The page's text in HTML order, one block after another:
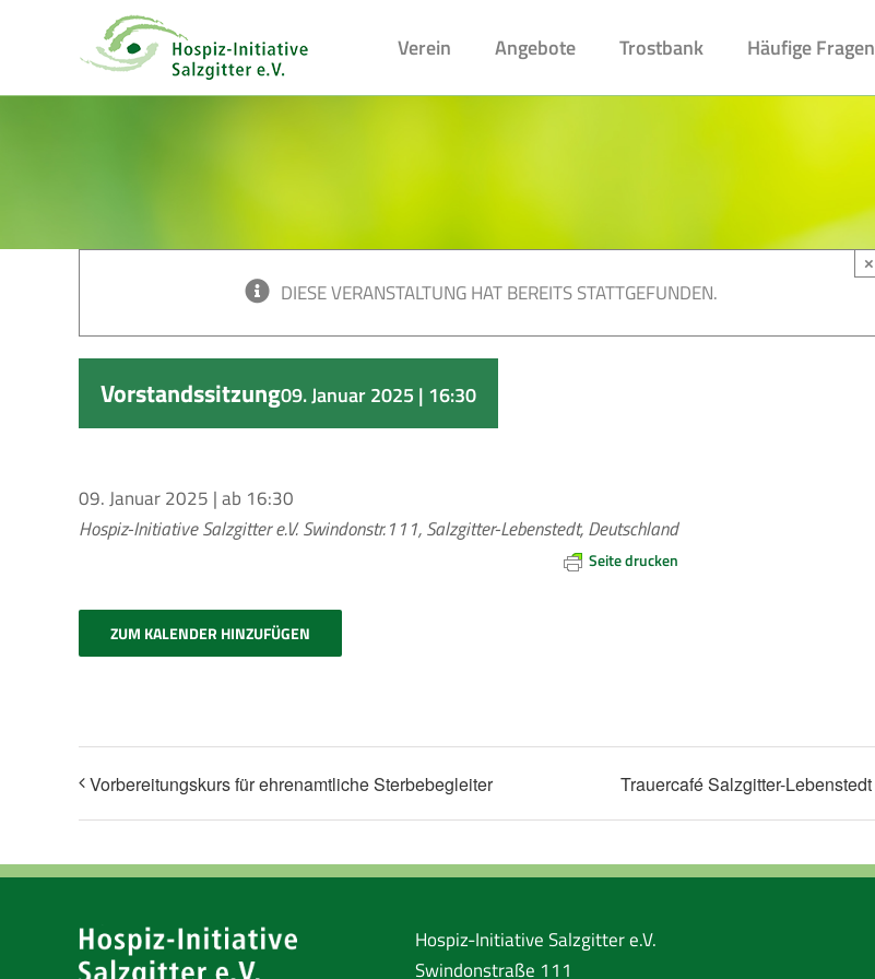
Verein Angebote Trostbank Häufige Fragen
DIESE VERANSTALTUNG HAT BEREITS STATTGEFUNDEN.
×
Vorstandssitzung09. Januar 2025 | 16:30
09. Januar 2025 | ab 16:30
Hospiz-Initiative Salzgitter e.V.Swindonstr.111, Salzgitter-Lebenstedt, Deutschland
Seite drucken
ZUM KALENDER HINZUFÜGEN
Vorbereitungskurs für ehrenamtliche Sterbebegleiter Trauercafé Salzgitter-Lebenstedt
Hospiz-Initiative Salzgitter e.V.
Swindonstraße 111